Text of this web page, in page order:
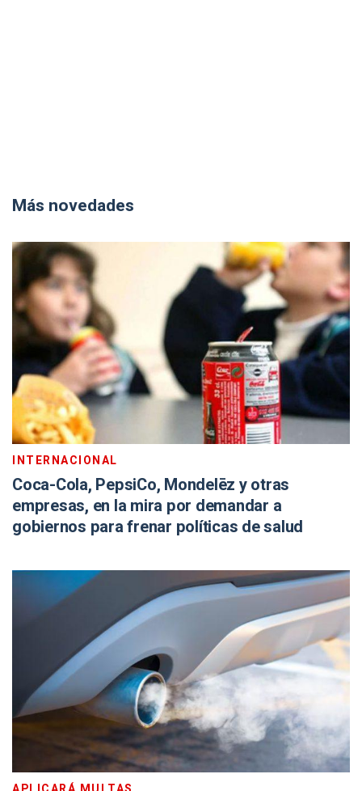
Más novedades
INTERNACIONAL
Coca-Cola, PepsiCo, Mondelēz y otras
empresas, en la mira por demandar a
gobiernos para frenar políticas de salud